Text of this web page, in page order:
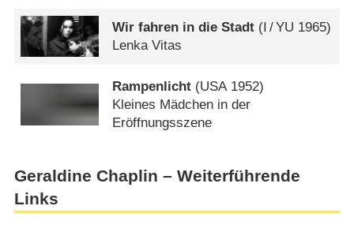
Wir fahren in die Stadt (I /YU 1965)
Lenka Vitas
Rampenlicht (USA1952)
Kleines Mädchen in der
Eröffnungsszene
Geraldine Chaplin – Weiterführende
Links